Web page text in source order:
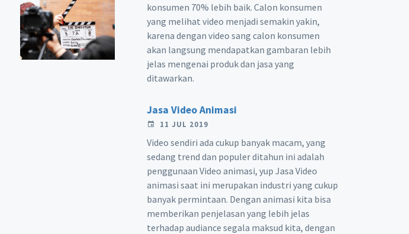
konsumen 70% lebih baik. Calon konsumen
yang melihat video menjadi semakin yakin,
karena dengan video sang calon konsumen
akan langsung mendapatkan gambaran lebih
jelas mengenai produk dan jasa yang
ditawarkan.
Jasa Video Animasi
11 JUL 2019
Video sendiri ada cukup banyak macam, yang
sedang trend dan populer ditahun ini adalah
penggunaan Video animasi, yup Jasa Video
animasi saat ini merupakan industri yang cukup
banyak permintaan. Dengan animasi kita bisa
memberikan penjelasan yang lebih jelas
terhadap audiance segala maksud kita, dengan